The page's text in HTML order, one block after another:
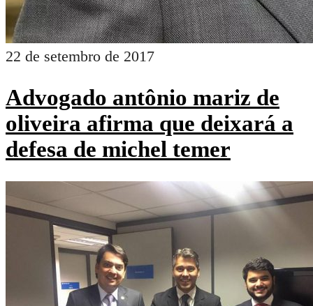
22 de setembro de 2017
Advogado antônio mariz de
oliveira afirma que deixará a
defesa de michel temer